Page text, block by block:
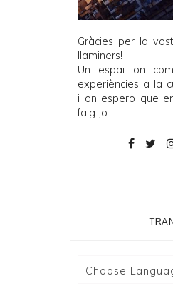
Gràcies per la
llaminers!
Un espai on
experiències a la
i on espero que
faig jo.